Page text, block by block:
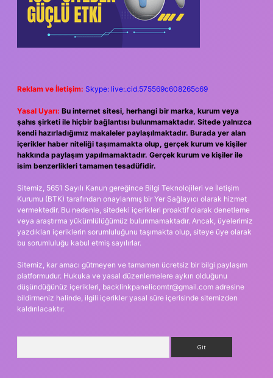
Reklam ve İletişim: Skype: live:.cid.575569c608265c69
Yasal Uyarı: Bu internet sitesi, herhangi bir marka, kurum veya
şahıs şirketi ile hiçbir bağlantısı bulunmamaktadır. Sitede yalnızca
kendi hazırladığımız makaleler paylaşılmaktadır. Burada yer alan
içerikler haber niteliği taşımamakta olup, gerçek kurum ve kişiler
hakkında paylaşım yapılmamaktadır. Gerçek kurum ve kişiler ile
isim benzerlikleri tamamen tesadüfidir.
Sitemiz, 5651 Sayılı Kanun gereğince Bilgi Teknolojileri ve İletişim
Kurumu (BTK) tarafından onaylanmış bir Yer Sağlayıcı olarak hizmet
vermektedir. Bu nedenle, sitedeki içerikleri proaktif olarak denetleme
veya araştırma yükümlülüğümüz bulunmamaktadır. Ancak, üyelerimiz
yazdıkları içeriklerin sorumluluğunu taşımakta olup, siteye üye olarak
bu sorumluluğu kabul etmiş sayılırlar.
Sitemiz, kar amacı gütmeyen ve tamamen ücretsiz bir bilgi paylaşım
platformudur. Hukuka ve yasal düzenlemelere aykırı olduğunu
düşündüğünüz içerikleri, backlinkpanelicomtr@gmail.com adresine
bildirmeniz halinde, ilgili içerikler yasal süre içerisinde sitemizden
kaldırılacaktır.